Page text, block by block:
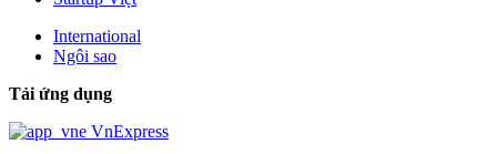
International
Ngôi sao
Tải ứng dụng
VnExpress